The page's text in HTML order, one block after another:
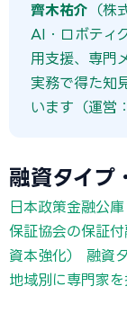
齊木祐介 （株
AI・ロボティ
用支援、専門
実務で得た知
います（運営：
融資タイプ
日本政策金融公
保証協会の保証
資本強化）
融資
地域別に専門家を